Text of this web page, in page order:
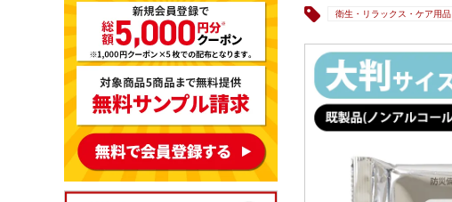
衛生・リラックス・ケア用品